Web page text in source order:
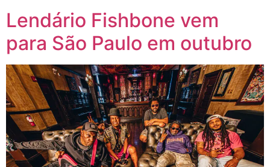
Lendário Fishbone vem
para São Paulo em outubro